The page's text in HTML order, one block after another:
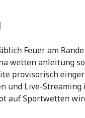
Feuer am
wetten anleitung
provisorisch
und Live-Streaming
auf Sportwetten